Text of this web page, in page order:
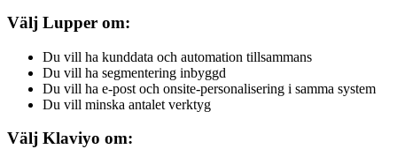
Välj Lupper om:
Du vill ha kunddata och automation tillsammans
Du vill ha segmentering inbyggd
Du vill ha e-post och onsite-personalisering i samma system
Du vill minska antalet verktyg
Välj Klaviyo om: